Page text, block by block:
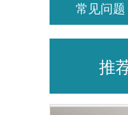
常见问题
推